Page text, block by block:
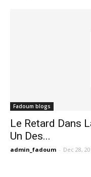
Fadoum blogs
Le Retard Dans
Un Des...
admin_fadoum - Dec 28,